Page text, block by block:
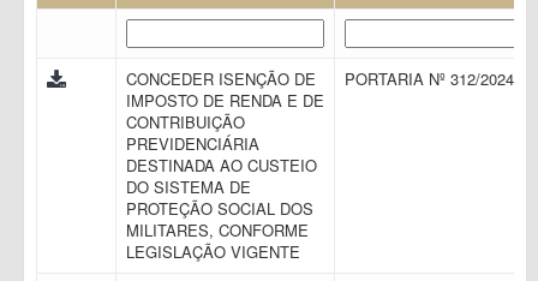
CONCEDER ISENÇÃO DE
IMPOSTO DE RENDA E DE
CONTRIBUIÇÃO
PREVIDENCIÁRIA
DESTINADA AO CUSTEIO
DO SISTEMA DE
PROTEÇÃO SOCIAL DOS
MILITARES, CONFORME
LEGISLAÇÃO VIGENTE
PORTARIA Nº 312/2024